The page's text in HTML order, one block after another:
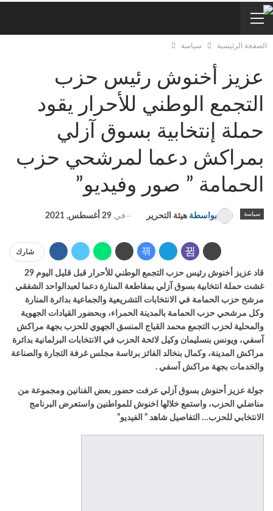
الصفحة الرئيسية سياسة
عزيز أخنوش رئيس حزب
التجمع الوطني للأحرار يقود
حملة إنتخابية بسوق آزلي
بمراكش دعما لمرشحي حزب
الحمامة ” صور وفيديو”
سياسة بواسطة هيئة التحرير في 29 أغسطس, 2021
شارك
قاد عزيز أخنوش رئيس حزب التجمع الوطني للأحرار قبل قليل اليوم 29
غشت حملة انتخابية بسوق آزلي بمقاطعة المنارة دعما لعبدالواحد الشفقي
مرشح حزب الحمامة في الانتخابات التشريعية والجماعية بدائرة المنارة
وكل مرشحي حزب الحمامة بالمدينة الحمراء، وبحضور القيادات الجهوية
والمحلية لحزب التجمع محمد القباج المنسق الجهوي للحزب بجهة مراكش
آسفي، ويونس بنسليمان وكيل لائحة الحزب في الانتخابات البرلمانية بدائرة
مراكش المدينة، وكمال بنخالد الفائز برئاسة مجلس غرفة التجارة والصناعة
والخدمات بجهة مراكش آسفي .
جولة عزيز أحنوش بسوق آزلي عرفت حضور بعض الفنانين ومجموعة من
مناضلي الحزب، واستمع خلالها اخنوش للمواطنين واستعرض البرنامج
الانتخابي للحزب… التفاصيل شاهد ” الفيديو”